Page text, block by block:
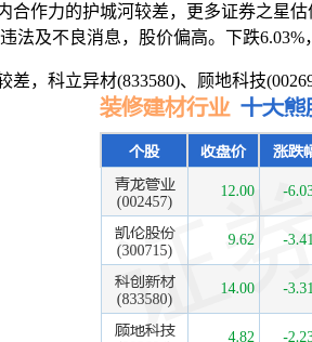
力的护城河较差，更多证券之星
及不良消息，股价偏高。下跌
科立异材(833580)、顾地科技